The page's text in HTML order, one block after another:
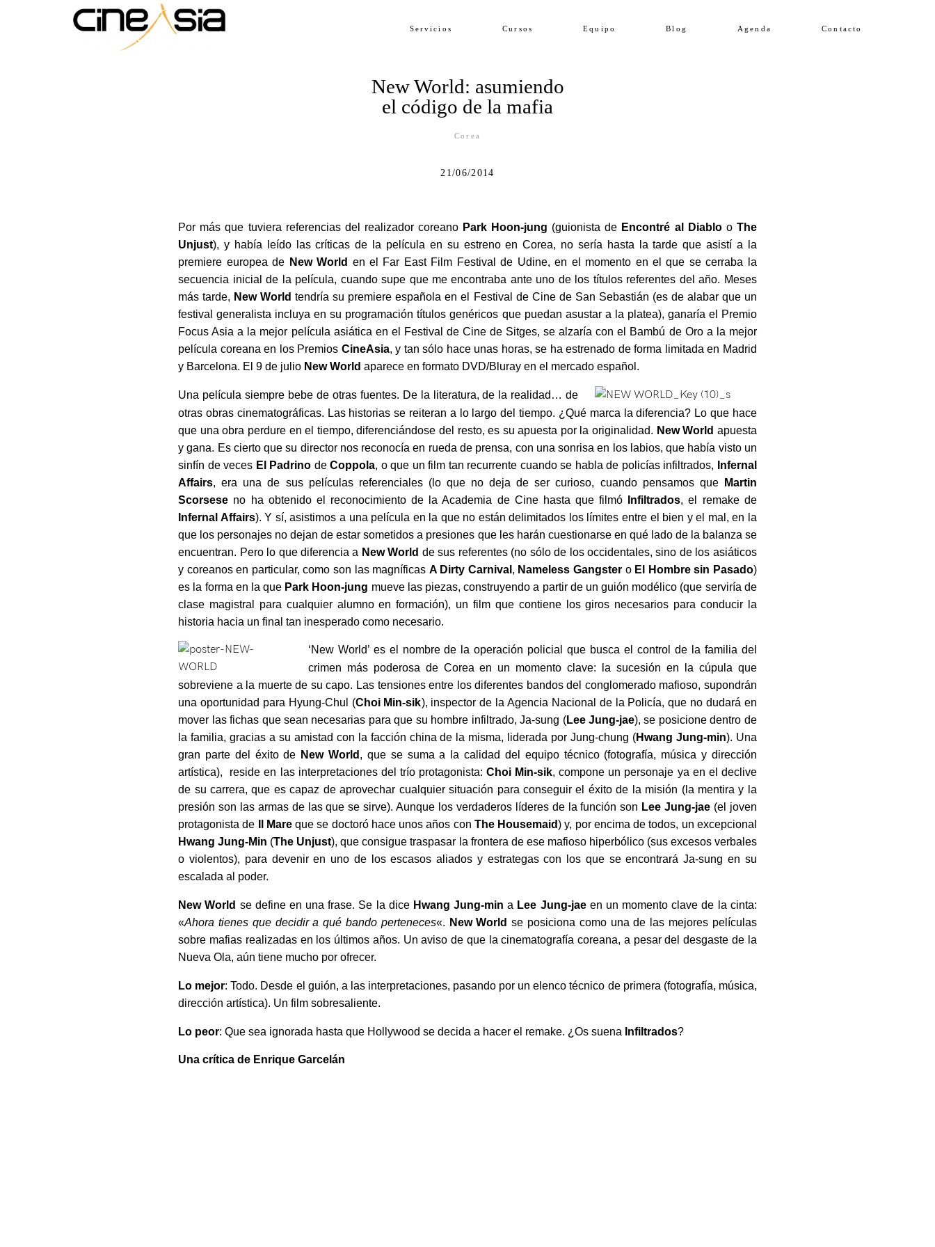
Servicios Cursos Equipo Blog Agenda Contacto
New World: asumiendo
el código de la mafia
Corea
21/06/2014
Por más que tuviera referencias del realizador coreano Park Hoon-jung (guionista de Encontré al Diabloo The
Unjust), y había leído las críticas de la película en su estreno en Corea, no sería hasta la tarde que asistí a la
premiere europea de New World en el Far East Film Festival de Udine, en el momento en el que se cerraba la
secuencia inicial de la película, cuando supe que me encontraba ante uno de los títulos referentes del año. Meses
más tarde, New World tendría su premiere española en el Festival de Cine de San Sebastián (es de alabar que un
festival generalista incluya en su programación títulos genéricos que puedan asustar a la platea), ganaría el Premio
Focus Asia a la mejor película asiática en el Festival de Cine de Sitges, se alzaría con el Bambú de Oro a la mejor
película coreana en los Premios CineAsia, y tan sólo hace unas horas, se ha estrenado de forma limitada en Madrid
y Barcelona. El 9 de julio New World aparece en formato DVD/Bluray en el mercado español.
Una película siempre bebe de otras fuentes. De la literatura, de la realidad… de
otras obras cinematográficas. Las historias se reiteran a lo largo del tiempo. ¿Qué marca la diferencia? Lo que hace
que una obra perdure en el tiempo, diferenciándose del resto, es su apuesta por la originalidad. New World apuesta
y gana. Es cierto que su director nos reconocía en rueda de prensa, con una sonrisa en los labios, que había visto un
sinfín de veces El Padrino deCoppola, o que un film tan recurrente cuando se habla de policías infiltrados,
Infernal
Affairs, era una de sus películas referenciales (lo que no deja de ser curioso, cuando pensamos que
Martin
Scorsese no ha obtenido el reconocimiento de la Academia de Cine hasta que filmó Infiltrados, el remake de
Infernal Affairs). Y sí, asistimos a una película en la que no están delimitados los límites entre el bien y el mal, en la
que los personajes no dejan de estar sometidos a presiones que les harán cuestionarse en qué lado de la balanza se
encuentran. Pero lo que diferencia a New World de sus referentes (no sólo de los occidentales, sino de los asiáticos
y coreanos en particular, como son las magníficas A Dirty Carnival , Nameless Gangster o El Hombre sin Pasado)
es la forma en la que Park Hoon-jung mueve las piezas, construyendo a partir de un guión modélico (que serviría de
clase magistral para cualquier alumno en formación), un film que contiene los giros necesarios para conducir la
historia hacia un final tan inesperado como necesario.
‘New World’ es el nombre de la operación policial que busca el control de la familia del
crimen más poderosa de Corea en un momento clave: la sucesión en la cúpula que
sobreviene a la muerte de su capo. Las tensiones entre los diferentes bandos del conglomerado mafioso, supondrán
una oportunidad para Hyung-Chul (Choi Min-sik), inspector de la Agencia Nacional de la Policía, que no dudará en
mover las fichas que sean necesarias para que su hombre infiltrado, Ja-sung (Lee Jung-jae), se posicione dentro de
la familia, gracias a su amistad con la facción china de la misma, liderada por Jung-chung (Hwang Jung-min). Una
gran parte del éxito de New World , que se suma a la calidad del equipo técnico (fotografía, música y dirección
artística), reside en las interpretaciones del trío protagonista:Choi Min-sik, compone un personaje ya en el declive
de su carrera, que es capaz de aprovechar cualquier situación para conseguir el éxito de la misión (la mentira y la
presión son las armas de las que se sirve). Aunque los verdaderos líderes de la función son Lee Jung-jae (el joven
protagonista de
Il Mareque se doctoró hace unos años con The Housemaid) y, por encima de todos, un excepcional
Hwang Jung-Min (The Unjust), que consigue traspasar la frontera de ese mafioso hiperbólico (sus excesos verbales
o violentos), para devenir en uno de los escasos aliados y estrategas con los que se encontrará Ja-sung en su
escalada al poder.
New World se define en una frase. Se la dice Hwang Jung-min a Lee Jung-jaeen un momento clave de la cinta:
«Ahora tienes que decidir a qué bando perteneces«. New World se posiciona como una de las mejores películas
sobre mafias realizadas en los últimos años. Un aviso de que la cinematografía coreana, a pesar del desgaste de la
Nueva Ola, aún tiene mucho por ofrecer.
Lo mejor: Todo. Desde el guión, a las interpretaciones, pasando por un elenco técnico de primera (fotografía, música,
dirección artística). Un film sobresaliente.
Lo peor: Que sea ignorada hasta que Hollywood se decida a hacer el remake. ¿Os suena Infiltrados?
Una crítica de Enrique Garcelán